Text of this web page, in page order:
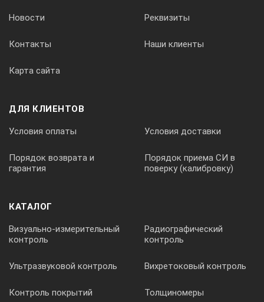
Новости Реквизиты
Контакты Наши клиенты
Карта сайта
ДЛЯ КЛИЕНТОВ
Условия оплаты Условия доставки
Порядок возврата и
гарантия
Порядок приема СИ в
поверку (калибровку)
КАТАЛОГ
Визуально-измерительный
контроль
Радиографический
контроль
Ультразвуковой контроль Вихретоковый контроль
Контроль покрытий Толщиномеры